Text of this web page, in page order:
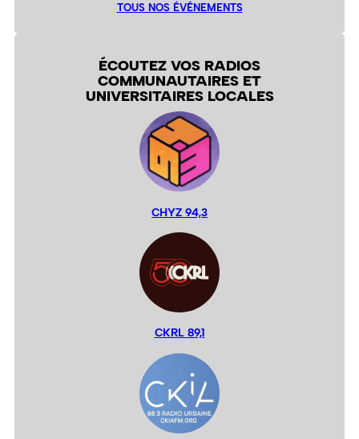
TOUS NOS ÉVÉNEMENTS
ÉCOUTEZ VOS RADIOS
COMMUNAUTAIRES ET
UNIVERSITAIRES LOCALES
CHYZ 94,3
CKRL 89,1